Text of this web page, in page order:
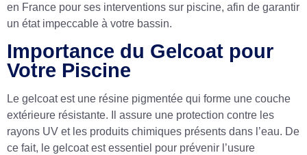
en France pour ses interventions sur piscine, afin de garantir
un état impeccable à votre bassin.
Importance du Gelcoat pour
Votre Piscine
Le gelcoat est une résine pigmentée qui forme une couche
extérieure résistante. Il assure une protection contre les
rayons UV et les produits chimiques présents dans l’eau. De
ce fait, le gelcoat est essentiel pour prévenir l’usure